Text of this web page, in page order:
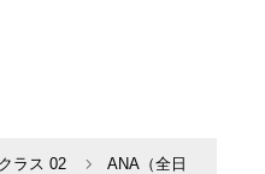
ラス 02
ANA（全日